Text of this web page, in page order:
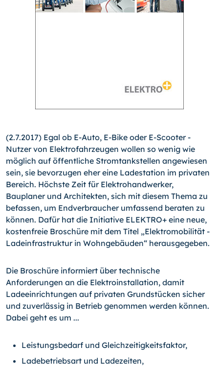
(2.7.2017) Egal ob E-Auto, E-Bike oder E-Scooter -
Nutzer von Elektrofahrzeugen wollen so wenig wie
möglich auf öffentliche Stromtankstellen angewiesen
sein, sie bevorzugen eher eine Ladestation im privaten
Bereich. Höchste Zeit für Elektrohandwerker,
Bauplaner und Architekten, sich mit diesem Thema zu
befassen, um Endverbraucher umfassend beraten zu
können. Dafür hat die Initiative ELEKTRO+ eine neue,
kostenfreie Broschüre mit dem Titel „Elektromobilität -
Ladeinfrastruktur in Wohngebäuden“ herausgegeben.
Die Broschüre informiert über technische
Anforderungen an die Elektroinstallation, damit
Ladeeinrichtungen auf privaten Grundstücken sicher
und zuverlässig in Betrieb genommen werden können.
Dabei geht es um ...
Leistungsbedarf und Gleichzeitigkeitsfaktor,
Ladebetriebsart und Ladezeiten,